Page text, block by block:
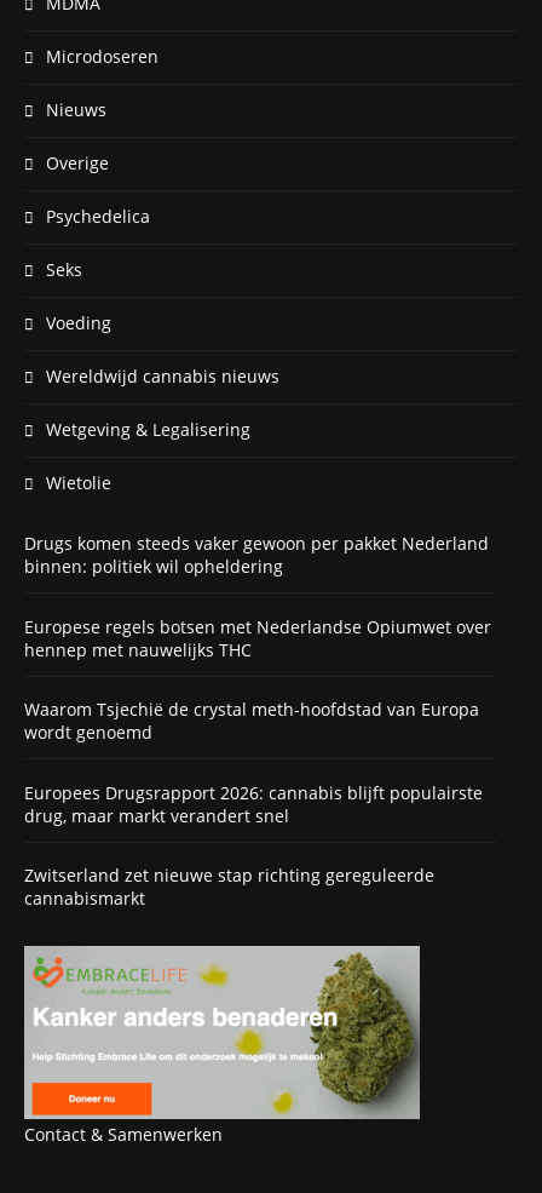
Microdoseren
Nieuws
Overige
Psychedelica
Seks
Voeding
Wereldwijd cannabis nieuws
Wetgeving & Legalisering
Wietolie
Drugs komen steeds vaker gewoon per pakket Nederland
binnen: politiek wil opheldering
Europese regels botsen met Nederlandse Opiumwet over
hennep met nauwelijks THC
Waarom Tsjechië de crystal meth-hoofdstad van Europa
wordt genoemd
Europees Drugsrapport 2026: cannabis blijft populairste
drug, maar markt verandert snel
Zwitserland zet nieuwe stap richting gereguleerde
cannabismarkt
Contact & Samenwerken